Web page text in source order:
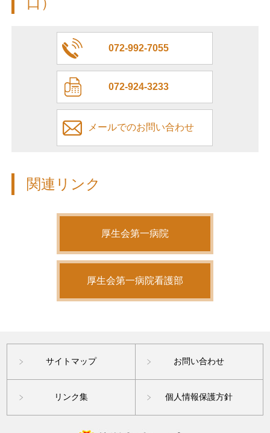
072-992-7055
072-924-3233
メールでのお問い合わせ
関連リンク
厚生会第一病院
厚生会第一病院看護部
サイトマップ お問い合わせ
リンク集 個人情報保護方針